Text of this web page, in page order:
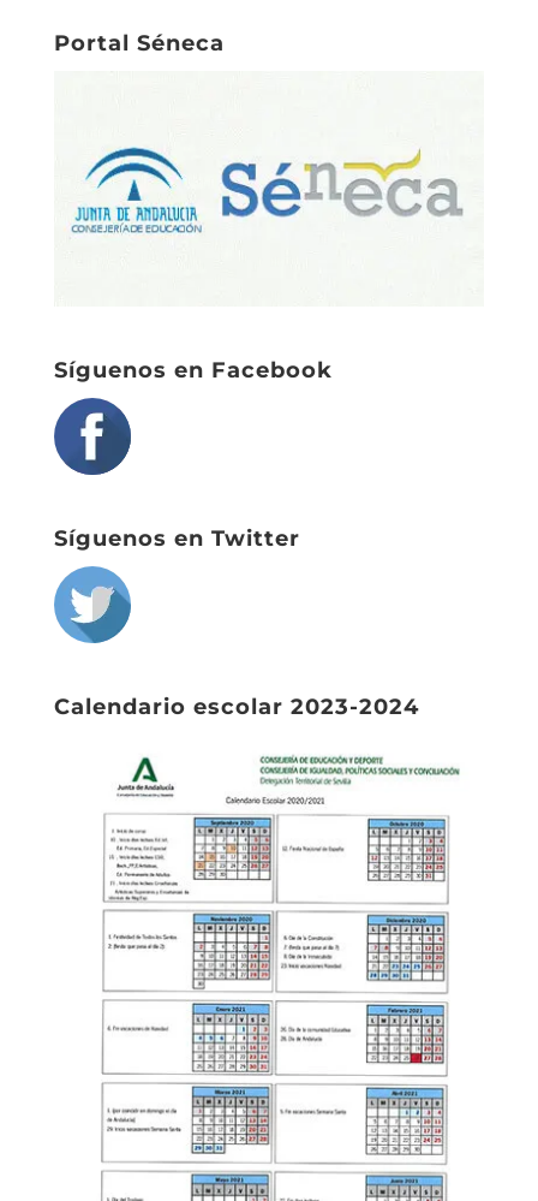
Portal Séneca
Síguenos en Facebook
Síguenos en Twitter
Calendario escolar 2023-2024